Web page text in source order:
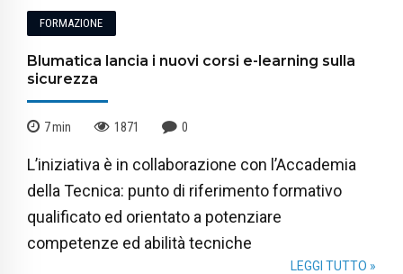
FORMAZIONE
Blumatica lancia i nuovi corsi e-learning sulla
sicurezza
7min 1871 0
L’iniziativa è in collaborazione con l’Accademia
della Tecnica: punto di riferimento formativo
qualificato ed orientato a potenziare
competenze ed abilità tecniche
LEGGI TUTTO »